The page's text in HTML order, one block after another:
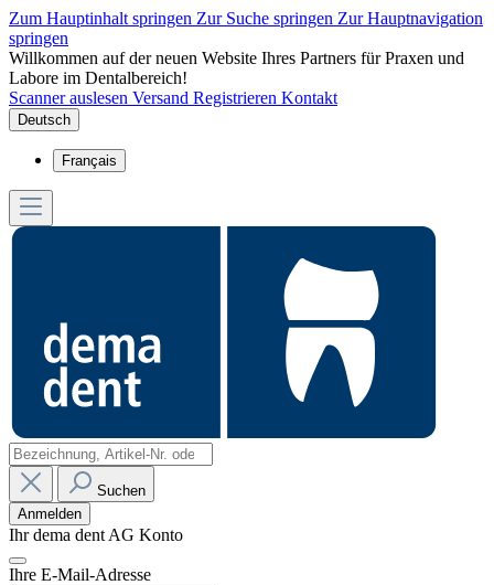
Zum Hauptinhalt springen Zur Suche springen Zur Hauptnavigation
springen
Willkommen auf der neuen Website Ihres Partners für Praxen und
Labore im Dentalbereich!
Scanner auslesen Versand Registrieren Kontakt
Deutsch
Français
Suchen
Anmelden
Ihr dema dent AG Konto
Ihre E-Mail-Adresse